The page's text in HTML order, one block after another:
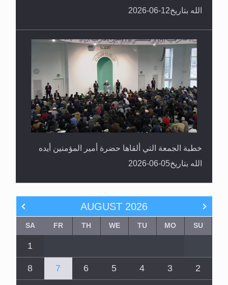
الله بتاريخ12-06-2026
خطبة الجمعة التي ألقاها حضرة أمير المؤمنين أيده
الله بتاريخ05-06-2026
AUGUST 2026
SU
MO
TU
WE
TH
FR
SA
1
2
3
4
5
6
7
8